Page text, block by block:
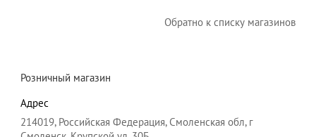
Обратно к списку магазинов
Розничный магазин
Адрес
214019, Российская Федерация, Смоленская обл, г